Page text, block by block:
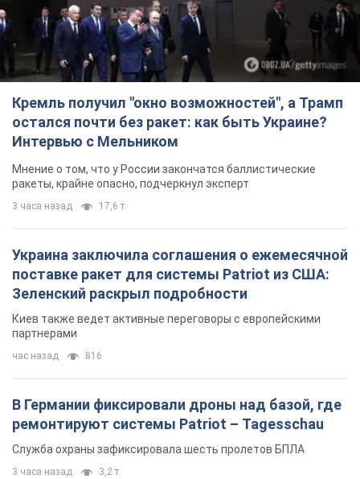
Кремль получил "окно возможностей", а Трамп
остался почти без ракет: как быть Украине?
Интервью с Мельником
Мнение о том, что у России закончатся баллистические
ракеты, крайне опасно, подчеркнул эксперт
3 часа назад 17,6 т.
Украина заключила соглашения о ежемесячной
поставке ракет для системы Patriot из США:
Зеленский раскрыл подробности
Киев также ведет активные переговоры с европейскими
партнерами
час назад 816
В Германии фиксировали дроны над базой, где
ремонтируют системы Patriot – Tagesschau
Служба охраны зафиксировала шесть пролетов БПЛА
3 часа назад 3,2 т.